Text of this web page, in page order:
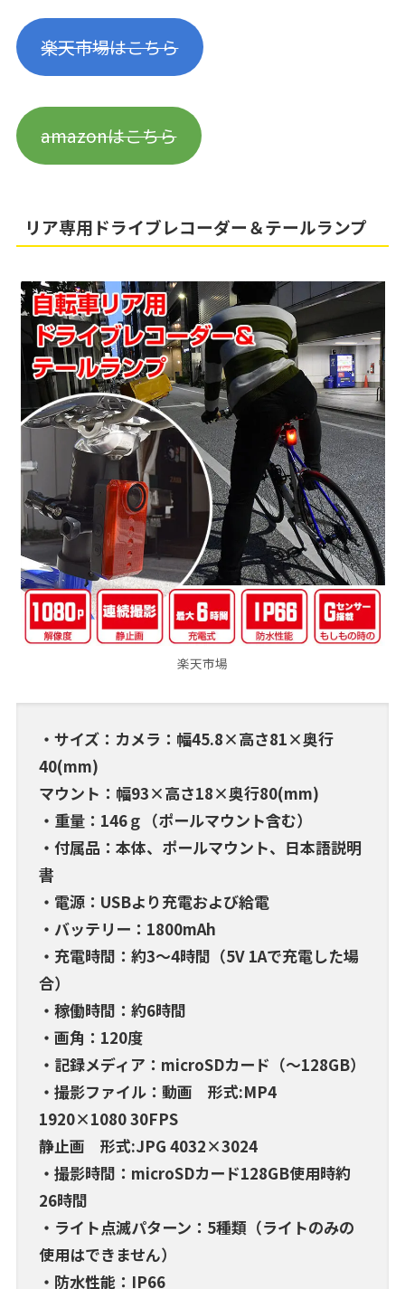
楽天市場はこちら
amazonはこちら
リア専用ドライブレコーダー＆テールランプ
楽天市場
・サイズ：カメラ：幅45.8×高さ81×奥行
40(mm)
マウント：幅93×高さ18×奥行80(mm)
・重量：146ｇ（ポールマウント含む）
・付属品：本体、ポールマウント、日本語説明
書
・電源：USBより充電および給電
・バッテリー：1800mAh
・充電時間：約3～4時間（5V 1Aで充電した場
合）
・稼働時間：約6時間
・画角：120度
・記録メディア：microSDカード（～128GB）
・撮影ファイル：動画 形式:MP4
1920×1080 30FPS
静止画 形式:JPG 4032×3024
・撮影時間：microSDカード128GB使用時約
26時間
・ライト点滅パターン：5種類（ライトのみの
使用はできません）
・防水性能：IP66